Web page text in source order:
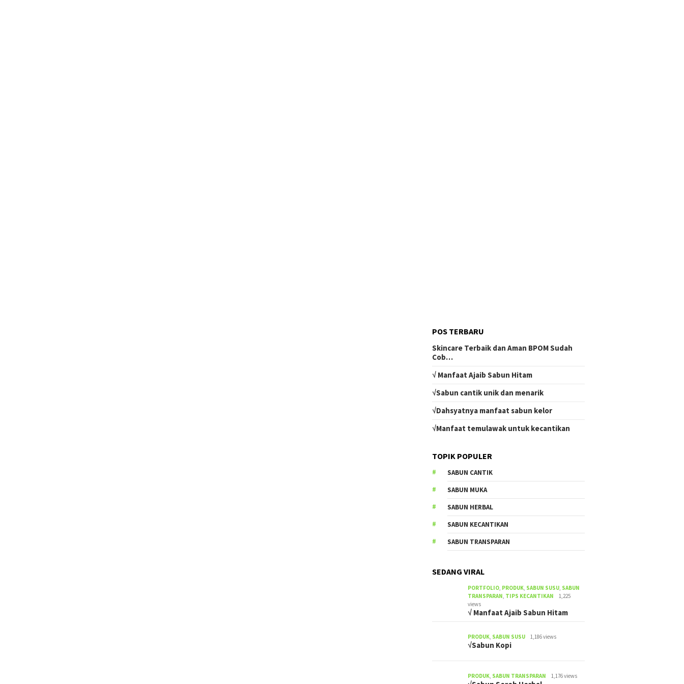
POS TERBARU
Skincare Terbaik dan Aman BPOM Sudah
Cob…
√ Manfaat Ajaib Sabun Hitam
√Sabun cantik unik dan menarik
√Dahsyatnya manfaat sabun kelor
√Manfaat temulawak untuk kecantikan
TOPIK POPULER
SABUN CANTIK
SABUN MUKA
SABUN HERBAL
SABUN KECANTIKAN
SABUN TRANSPARAN
SEDANG VIRAL
PORTFOLIO, PRODUK, SABUN SUSU, SABUN
TRANSPARAN, TIPS KECANTIKAN
1,225
views
√ Manfaat Ajaib Sabun Hitam
PRODUK, SABUN SUSU 1,186 views
√Sabun Kopi
PRODUK, SABUN TRANSPARAN 1,176 views